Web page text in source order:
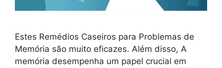
Estes Remédios Caseiros para Problemas de
Memória são muito eficazes. Além disso, A
memória desempenha um papel crucial em